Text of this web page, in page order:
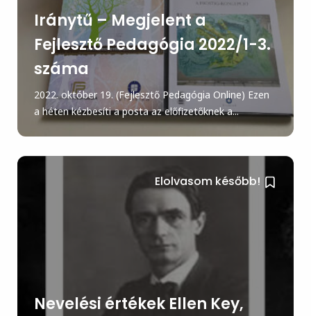
Iránytű – Megjelent a
Fejlesztő Pedagógia 2022/1-3.
száma
2022. október 19. (Fejlesztő Pedagógia Online) Ezen
a héten kézbesíti a posta az előfizetőknek a...
Elolvasom később!
Nevelési értékek Ellen Key,